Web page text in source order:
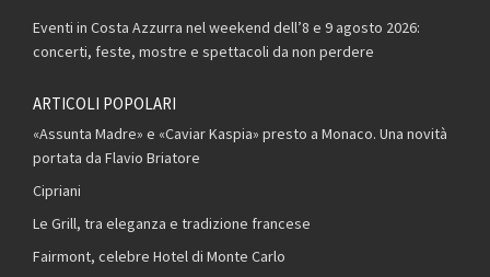
Eventi in Costa Azzurra nel weekend dell’8 e 9 agosto 2026:
concerti, feste, mostre e spettacoli da non perdere
ARTICOLI POPOLARI
«Assunta Madre» e «Caviar Kaspia» presto a Monaco. Una novità
portata da Flavio Briatore
Cipriani
Le Grill, tra eleganza e tradizione francese
Fairmont, celebre Hotel di Monte Carlo